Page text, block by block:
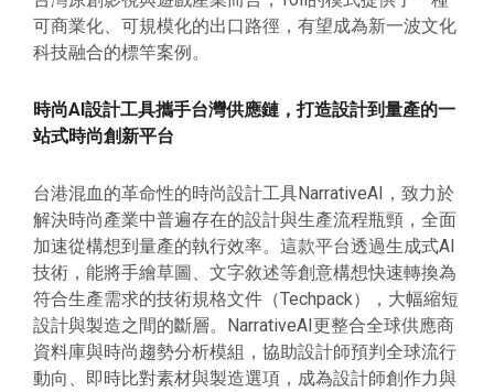
可商業化、可規模化的出口路徑，有望成為新一波文化
科技融合的標竿案例。
時尚AI設計工具攜手台灣供應鏈，打造設計到量產的一
站式時尚創新平台
台港混血的革命性的時尚設計工具NarrativeAI，致力於
解決時尚產業中普遍存在的設計與生產流程瓶頸，全面
加速從構想到量產的執行效率。這款平台透過生成式AI
技術，能將手繪草圖、文字敘述等創意構想快速轉換為
符合生產需求的技術規格文件（Techpack），大幅縮短
設計與製造之間的斷層。NarrativeAI更整合全球供應商
資料庫與時尚趨勢分析模組，協助設計師預判全球流行
動向、即時比對素材與製造選項，成為設計師創作力與